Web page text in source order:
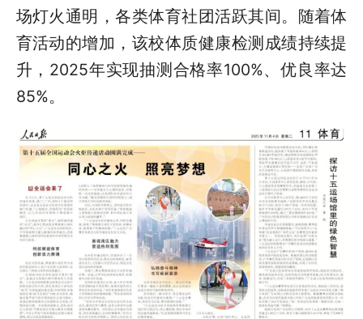
场灯火通明，各类体育社团活跃其间。随着体
育活动的增加，该校体质健康检测成绩持续提
升，2025年实现抽测合格率100%、优良率达
85%。